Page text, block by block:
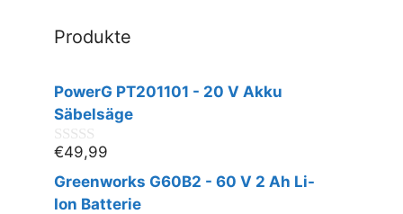
Produkte
PowerG PT201101 - 20 V Akku
Säbelsäge
0
v
o
n
€49,99
Greenworks G60B2 - 60 V 2 Ah Li-
Ion Batterie